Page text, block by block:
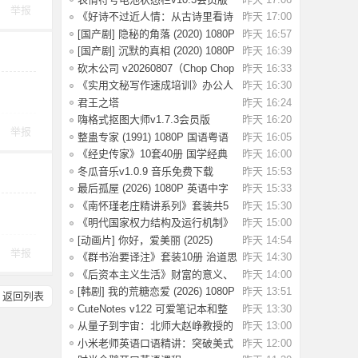
举报
举报
举报
返回列表
海量emoji
昨天 17:00
《好诗不过近人情：从古诗里看诗
人风骨》套
昨天 16:57
[国产剧] 隐秘的角落 (2020) 1080P
国语中
昨天 16:39
[国产剧] 沉默的真相 (2020) 1080P
国语中
昨天 16:33
砍木公司 v20260807（Chop Chop
Inc.）免安
昨天 16:30
《实用文秘写作速成培训》办公人
员必备技能
昨天 16:24
君王之塔
Build.24596638（Sovereign Tower
昨天 16:20
嗨格式抠图大师v1.7.3会员版
昨天 16:05
整蛊专家 (1991) 1080P 国语粤语
中字 [3.32
昨天 16:00
《经史传家》10套40册 国学经典
教养圣经
昨天 15:53
冬瓜音乐v1.0.9 音乐免费下载
昨天 15:33
最后孤屋 (2026) 1080P 英语中字
[4.44G]
昨天 15:30
《南怀瑾老庄精讲系列》套装共5
册 儒释道诸
昨天 15:00
《明代国家权力结构及运行机制》
明代政治生
昨天 14:54
[动画片] 你好，爱美丽 (2025)
1080P 国配
昨天 14:30
《群书治要译注》套装10册 治道思
想集大成
昨天 14:00
《后资本主义生活》财富的意义、
经济的未来
昨天 13:51
[韩剧] 我的荒糖恋爱 (2026) 1080P
韩语中
昨天 13:30
CuteNotes v122 可爱笔记本和整
理,解锁高级
昨天 13:00
从量子到宇宙：北师大赵峥教授的
物理课
昨天 12:00
小米老师英语口语精讲：突破美式